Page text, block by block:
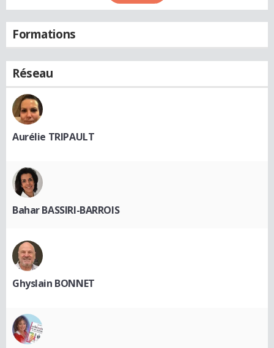
Formations
Réseau
Aurélie TRIPAULT
Bahar BASSIRI-BARROIS
Ghyslain BONNET